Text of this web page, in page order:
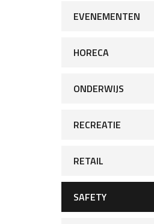
EVENEMENTEN
HORECA
ONDERWIJS
RECREATIE
RETAIL
SAFETY